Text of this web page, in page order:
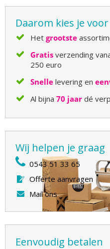
Daarom kies je
Het grootste
Gratis verzending
250 euro
Snelle levering en
Al bijna 70 jaar dé
Wij helpen je graag
0543 51 33 65
Offerte aanvragen
Mail ons
Eenvoudig betalen